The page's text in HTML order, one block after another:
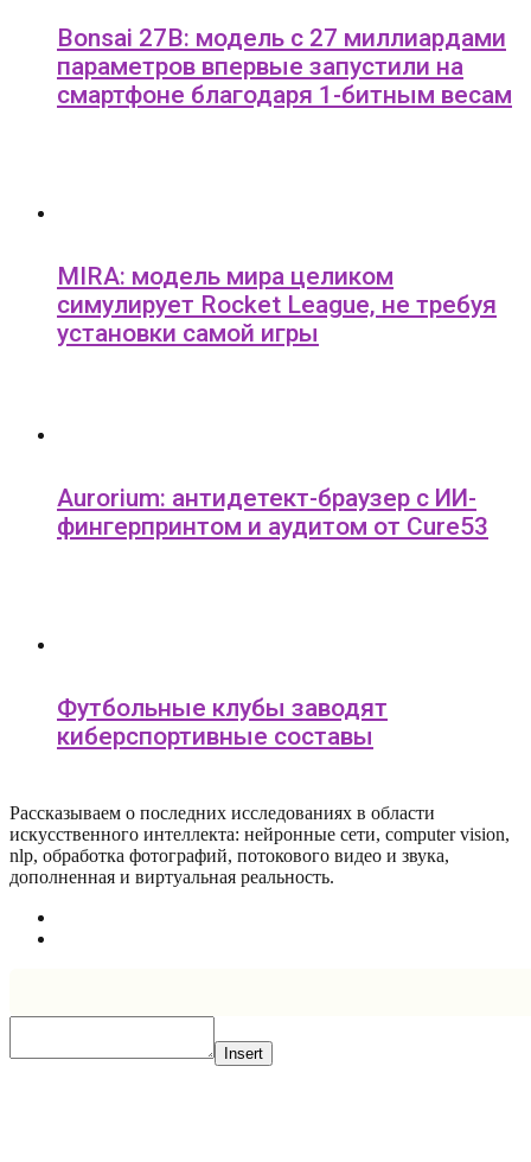
Bonsai 27B: модель с 27 миллиардами
параметров впервые запустили на
смартфоне благодаря 1-битным весам
MIRA: модель мира целиком
симулирует Rocket League, не требуя
установки самой игры
Aurorium: антидетект-браузер с ИИ-
фингерпринтом и аудитом от Cure53
Футбольные клубы заводят
киберспортивные составы
Рассказываем о последних исследованиях в области
искусcтвенного интеллекта: нейронные сети, computer vision,
nlp, обработка фотографий, потокового видео и звука,
дополненная и виртуальная реальность.
Insert